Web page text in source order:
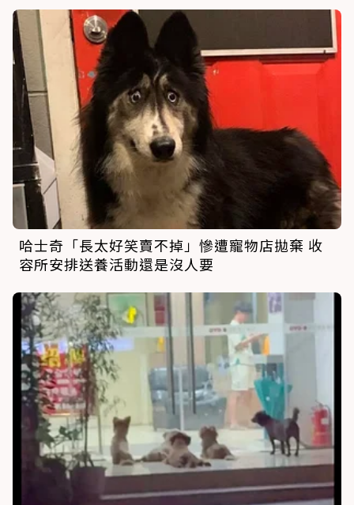
哈士奇「長太好笑賣不掉」慘遭寵物店拋棄 收
容所安排送養活動還是沒人要